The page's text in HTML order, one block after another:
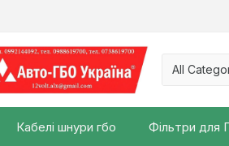
Кабелі шнури гбо Фільтри для